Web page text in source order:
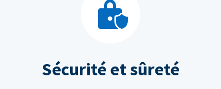
Sécurité et sûreté